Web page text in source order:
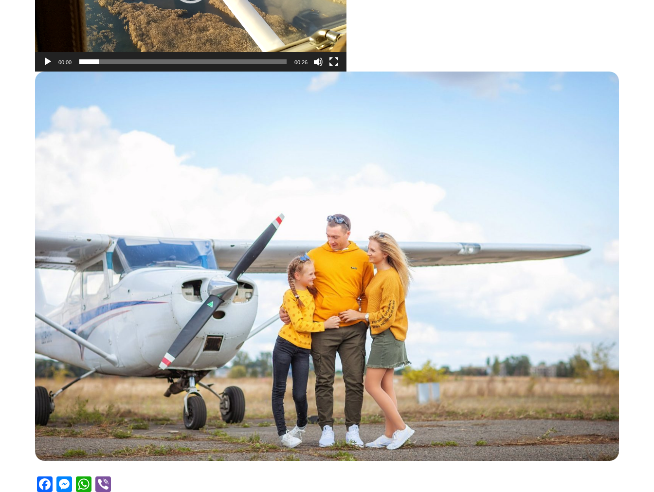
00:00 00:26
Facebook
Messenger
WhatsApp